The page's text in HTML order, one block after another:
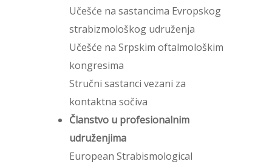
Učešće na sastancima Evropskog
strabizmološkog udruženja
Učešće na Srpskim oftalmološkim
kongresima
Stručni sastanci vezani za
kontaktna sočiva
Članstvo u profesionalnim
udruženjima
European Strabismological